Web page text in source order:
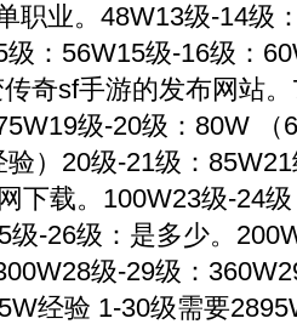
职业。48W13级-14级
：56W15级-16级：
奇sf手游的发布网站
级-20级：80W （
）20级-21级：
下载。100W23级-24
级-26级：是多少。
级-29级：
经验 1-30级需要